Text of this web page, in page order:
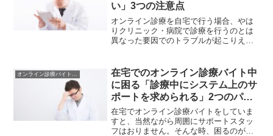
い」3つの注意点
オンライン診療を自宅で行う場合、やは
りクリニック・病院で診療を行うのとは
異なった要因でのトラブルが起こりえま
整える必要があります。そこで今回の記
事としては、オンライン診...
在宅でのオンライン診療バイト中
に困る「診療中にシステム上のサ
ポートを求められる」2つのパタ
ーン
在宅でオンライン診療バイトをしていま
すと、当然ながら周囲にサポートスタッ
フはおりません。そんな時、困るのが